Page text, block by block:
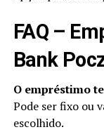
FAQ –
Bank
O empréstimo
Pode ser fixo ou
escolhido.